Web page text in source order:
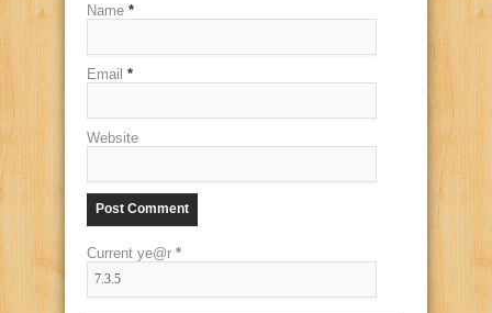
Name *
Email *
Website
Current ye@r *